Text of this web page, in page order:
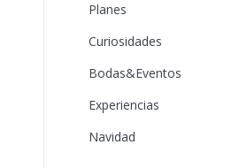
Planes
Curiosidades
Bodas&Eventos
Experiencias
Navidad